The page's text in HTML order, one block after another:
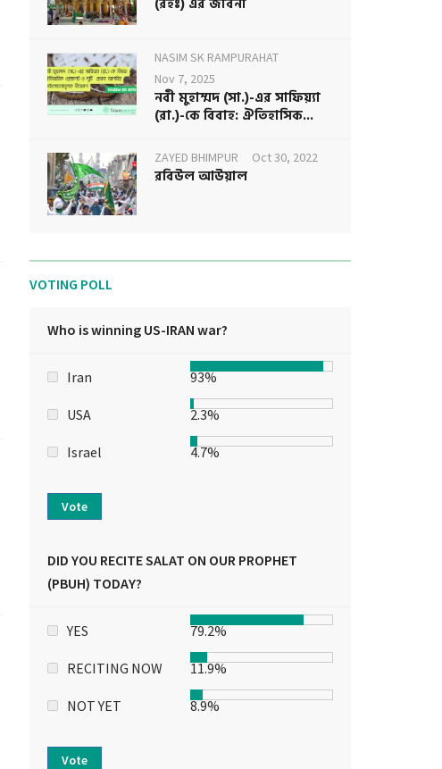
NASIM SK RAMPURAHAT
Nov 7, 2025
নবী মুহাম্মদ (সা.)-এর সাফিয়্যা
(রা.)-কে বিবাহ: ঐতিহাসিক...
ZAYED BHIMPUR Oct 30, 2022
রবিউল আউয়াল
VOTING POLL
Who is winning US-IRAN war?
Iran 93%
USA 2.3%
Israel 4.7%
Vote
DID YOU RECITE SALAT ON OUR PROPHET
(PBUH) TODAY?
YES 79.2%
RECITING NOW 11.9%
NOT YET 8.9%
Vote